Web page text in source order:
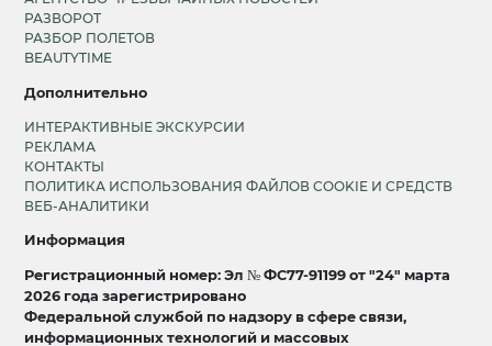
РАЗВОРОТ
РАЗБОР ПОЛЕТОВ
BEAUTYTIME
Дополнительно
ИНТЕРАКТИВНЫЕ ЭКСКУРСИИ
РЕКЛАМА
КОНТАКТЫ
ПОЛИТИКА ИСПОЛЬЗОВАНИЯ ФАЙЛОВ COOKIE И СРЕДСТВ
ВЕБ-АНАЛИТИКИ
Информация
Регистрационный номер: Эл № ФС77-91199 от "24" марта
2026 года зарегистрировано
Федеральной службой по надзору в сфере связи,
информационных технологий и массовых